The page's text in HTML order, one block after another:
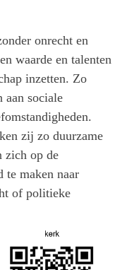
onrecht en
waarde en talenten
inzetten. Zo
aan sociale
zij zo duurzame
zich op de
te maken naar
of politieke